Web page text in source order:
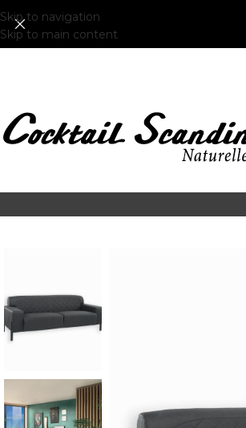
Skip to navigation
Skip to main content